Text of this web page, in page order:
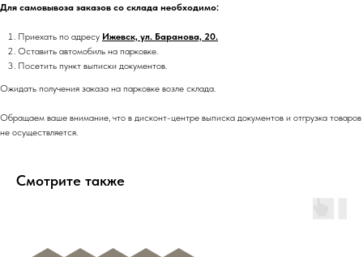
Для самовывоза заказов со склада необходимо:
Приехать по адресу Ижевск, ул. Баранова, 20.
Оставить автомобиль на парковке.
Посетить пункт выписки документов.
Ожидать получения заказа на парковке возле склада.
Обращаем ваше внимание, что в дисконт-центре выписка документов и отгрузка товаров
не осуществляется.
Смотрите также